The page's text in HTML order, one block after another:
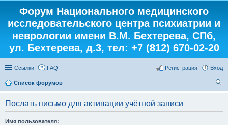
Форум Национального медицинского
исследовательского центра психиатрии и
неврологии имени В.М. Бехтерева, СПб,
ул. Бехтерева, д.3, тел: +7 (812) 670-02-20
Ссылки FAQ Вход
Регистрация
Список форумов
Послать письмо для активации учётной записи
Имя пользователя: